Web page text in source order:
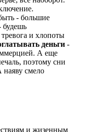
- большие
будешь
и хлопоты
деньги -
А еще
поэтому сни
наяву смело
и жизенным